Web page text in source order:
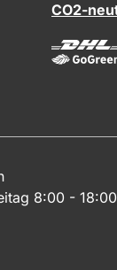
CO2-
8:00 -